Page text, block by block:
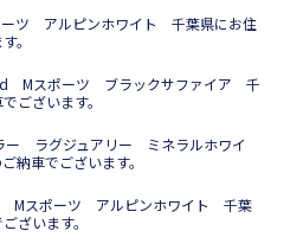
アルピンホワイト 千葉県にお住
。
スポーツ ブラックサファイア 千
ございます。
ラグジュアリー ミネラルホワイ
納車でございます。
スポーツ アルピンホワイト 千葉
ざいます。